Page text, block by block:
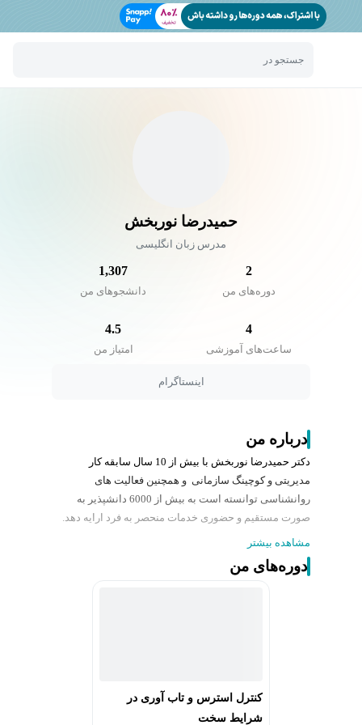
جستجو در
حمیدرضا نوربخش
مدرس زبان انگلیسی
2
دوره‌های من
1,307
دانشجو‌های من
4
ساعت‌های آموزشی
4.5
امتیاز من
اینستاگرام
درباره من
دکتر حمیدرضا نوربخش با بیش از 10 سال سابقه کار
مدیریتی و کوچینگ سازمانی و همچنین فعالیت های
روانشناسی توانسته است به بیش از 6000 دانشپذیر به
صورت مستقیم و حضوری خدمات منحصر به فرد ارایه دهد.
ایشان فارغ التحصیل مهندسی مکانیک سیالات ، کارشناسی
ارشد مدیریت از دانشگاه تهران ، دکتری مدیریت کسب و کار
در رزومه ایشان همکاری با سازمان شهرک های صنعتی
مشاهده بیشتر
دوره‌های من
کنترل استرس و تاب آوری در
شرایط سخت